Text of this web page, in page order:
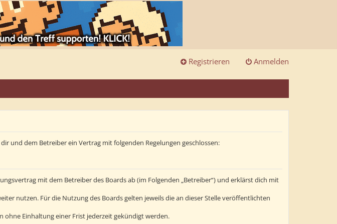
Anmelden
Registrieren
und dem Betreiber ein Vertrag mit folgenden Regelungen geschlossen:
mit dem Betreiber des Boards ab (im Folgenden „Betreiber“) und erklärst dich mit
nutzen. Für die Nutzung des Boards gelten jeweils die an dieser Stelle veröffentlichten
Einhaltung einer Frist jederzeit gekündigt werden.